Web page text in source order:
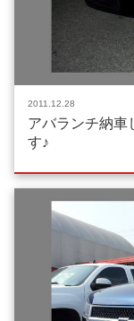
2011.12.28
アバランチ納車
す♪